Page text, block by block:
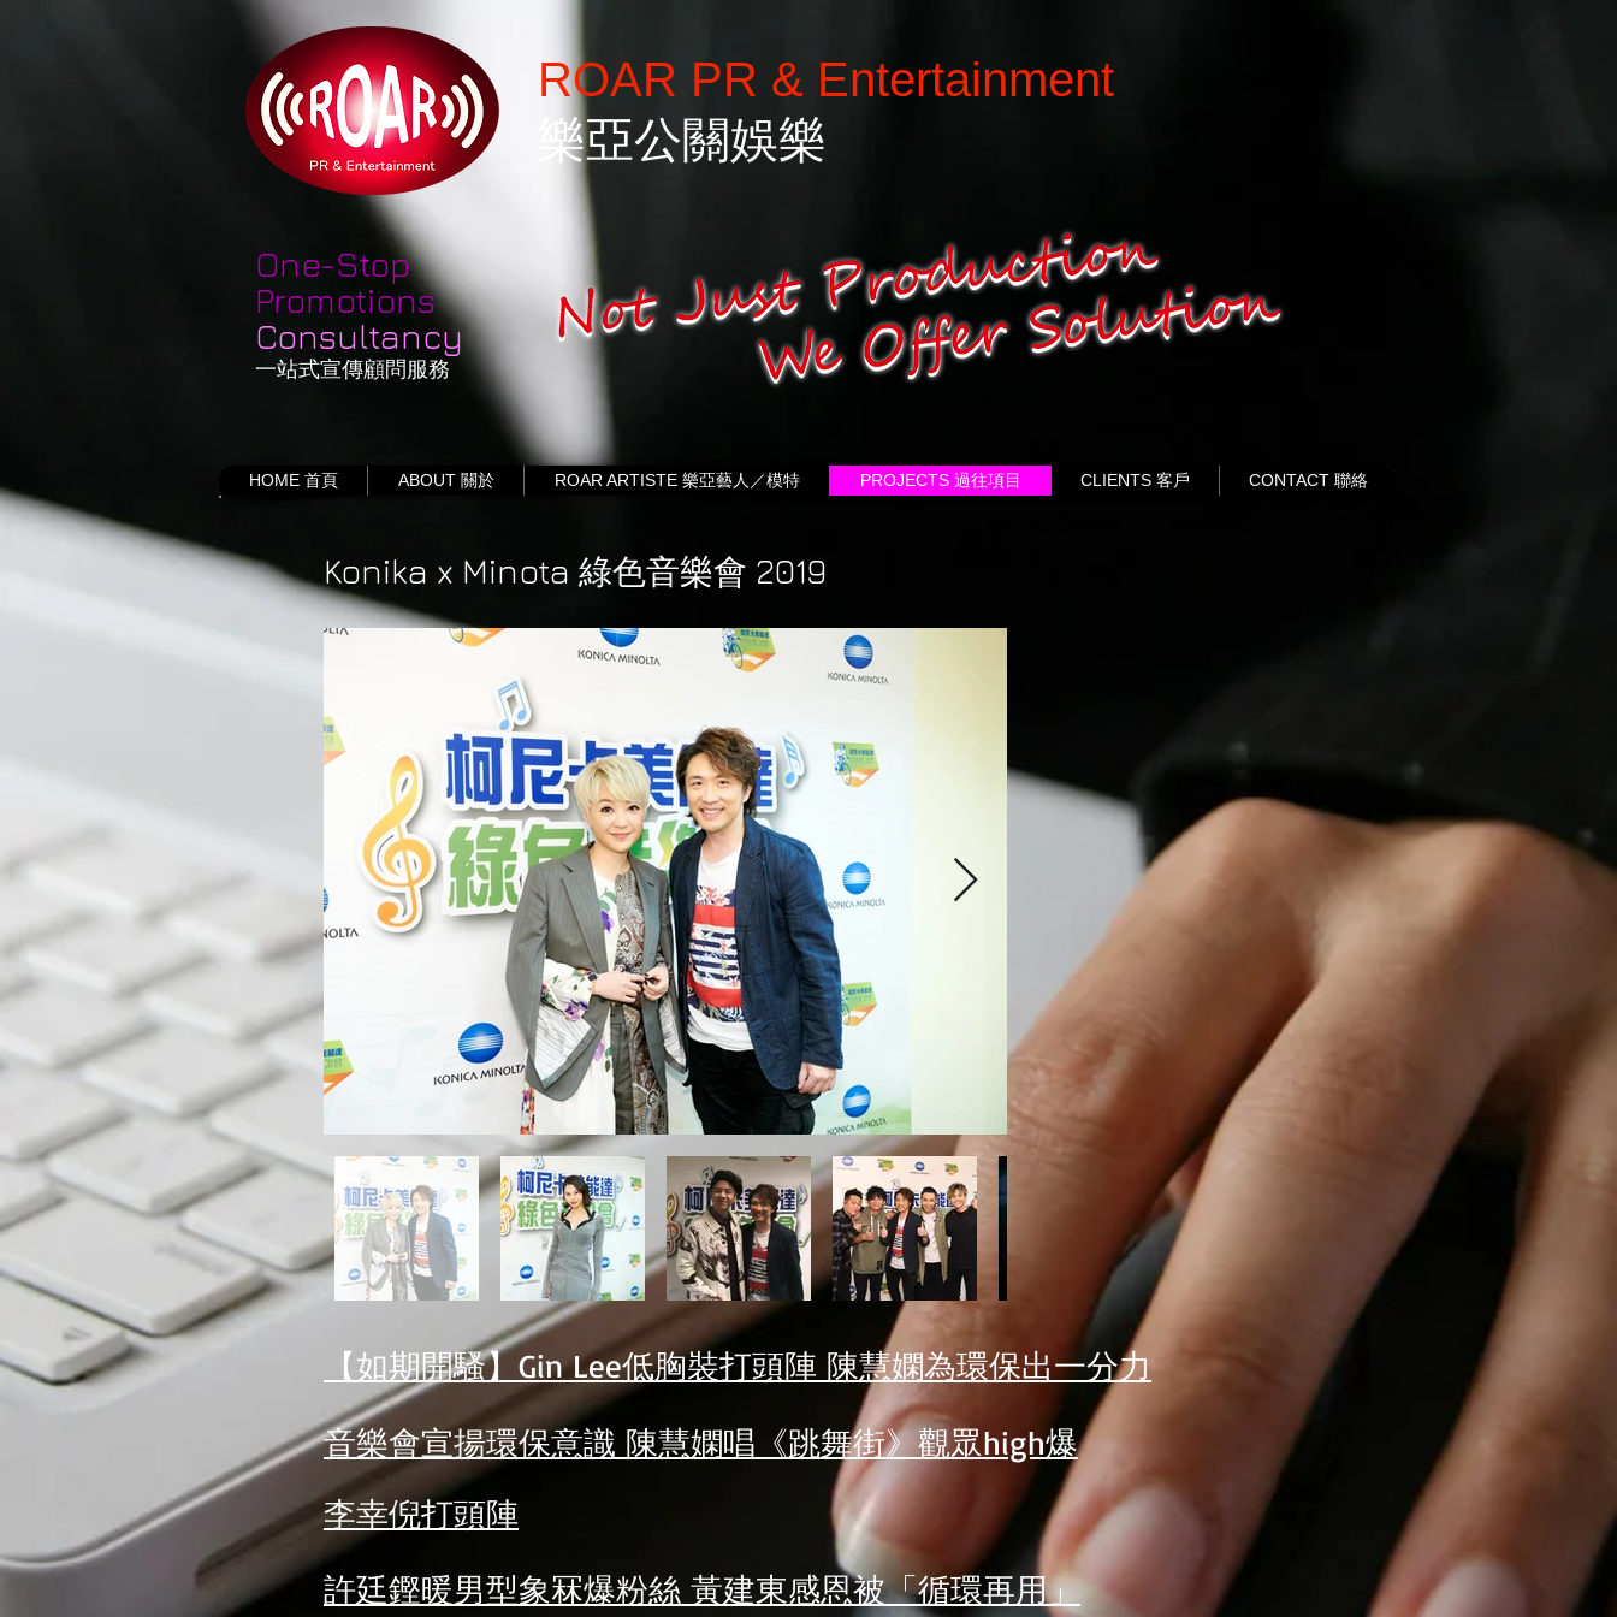
ROAR PR & Entertainment
樂亞公關娛樂
One-Stop
Promotions
Consultancy
一站式宣傳顧問服務
HOME 首頁 ABOUT 關於 ROAR ARTISTE 樂亞藝人／模特 PROJECTS 過往項目 CLIENTS 客戶 CONTACT 聯絡
Konika x Minota 綠色音樂會 2019
【如期開騷】Gin Lee低胸裝打頭陣 陳慧嫻為環保出一分力
音樂會宣揚環保意識 陳慧嫻唱《跳舞街》觀眾high爆
李幸倪打頭陣
許廷鏗暖男型象冧爆粉絲 黃建東感恩被「循環再用」